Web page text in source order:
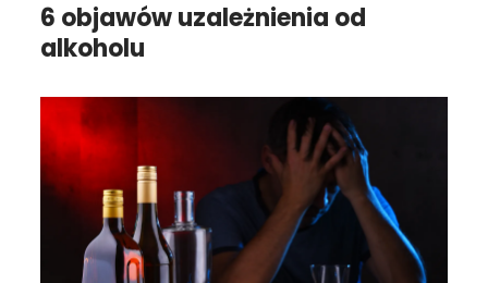
6 objawów uzależnienia od
alkoholu